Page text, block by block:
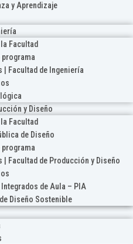
y Aprendizaje
Facultad
programa
| Facultad de Ingeniería
y Diseño
Facultad
de Diseño
programa
| Facultad de Producción y Diseño
de Aula – PIA
Diseño Sostenible